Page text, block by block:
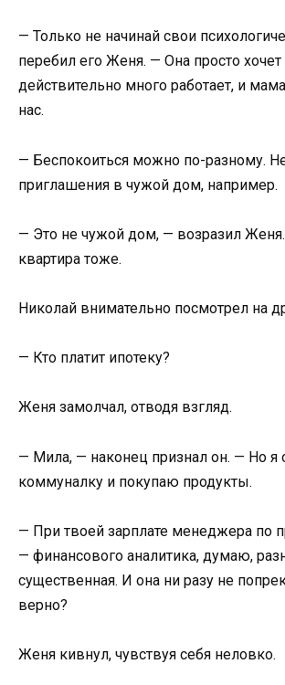
— Только не начинай свои
перебил его Женя. — Она просто
действительно много работает, и
нас.
— Беспокоиться можно по-разному.
приглашения в чужой дом, например.
— Это не чужой дом, — возразил
квартира тоже.
Николай внимательно посмотрел на
— Кто платит ипотеку?
Женя замолчал, отводя взгляд.
— Мила, — наконец признал он. — Но я
коммуналку и покупаю продукты.
— При твоей зарплате менеджера по
— финансового аналитика, думаю,
существенная. И она ни разу не
верно?
Женя кивнул, чувствуя себя неловко.